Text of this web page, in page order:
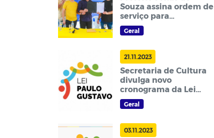
Souza assina ordem de
serviço para
pavimentação de 10
ruas
Geral
21.11.2023
Secretaria de Cultura
divulga novo
cronograma da Lei
Paulo Gustavo
Geral
03.11.2023